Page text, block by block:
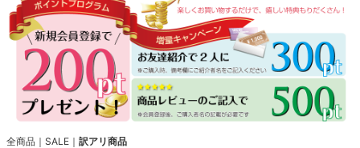
全商品 SALE 訳アリ商品